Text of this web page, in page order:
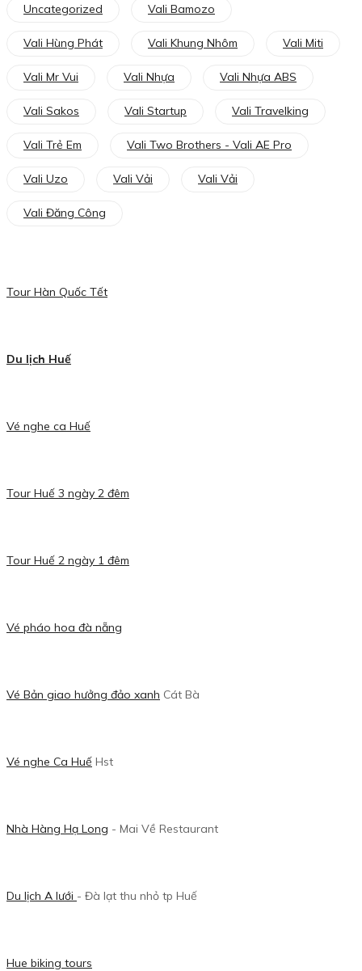
Uncategorized Vali Bamozo
Vali Hùng Phát Vali Khung Nhôm Vali Miti
Vali Mr Vui Vali Nhựa Vali Nhựa ABS
Vali Sakos Vali Startup Vali Travelking
Vali Trẻ Em Vali Two Brothers - Vali AE Pro
Vali Uzo Vali Vải Vali Vải
Vali Đăng Công
Tour Hàn Quốc Tết
Du lịch Huế
Vé nghe ca Huế
Tour Huế 3 ngày 2 đêm
Tour Huế 2 ngày 1 đêm
Vé pháo hoa đà nẵng
Vé Bản giao hưởng đảo xanh Cát Bà
Vé nghe Ca Huế Hst
Nhà Hàng Hạ Long - Mai Về Restaurant
Du lịch A lưới - Đà lạt thu nhỏ tp Huế
Hue biking tours